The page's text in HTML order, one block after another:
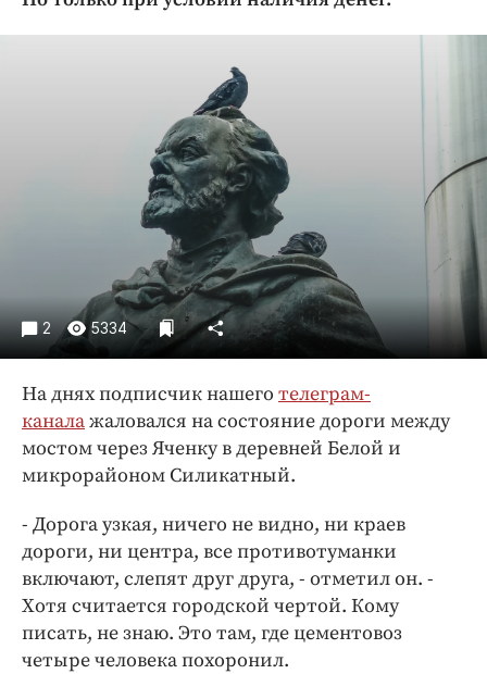
Криминал
Недвижимость и ЖКХ
Образование
Общество
Праздники
Происшествия
Спорт
Экономика и бизнес
ПРОЕКТЫ
Блоги
Издания
Медиаперсона
Интересное чтиво
Клиника года
Бренд года
Работодатель года
2 5334
На днях подписчик нашего телеграм-
каналажаловался на состояние дороги между
мостом через Яченку в деревней Белой и
микрорайоном Силикатный.
- Дорога узкая, ничего не видно, ни краев
дороги, ни центра, все противотуманки
включают, слепят друг друга, - отметил он. -
Хотя считается городской чертой. Кому
писать, не знаю. Это там, где цементовоз
четыре человека похоронил.